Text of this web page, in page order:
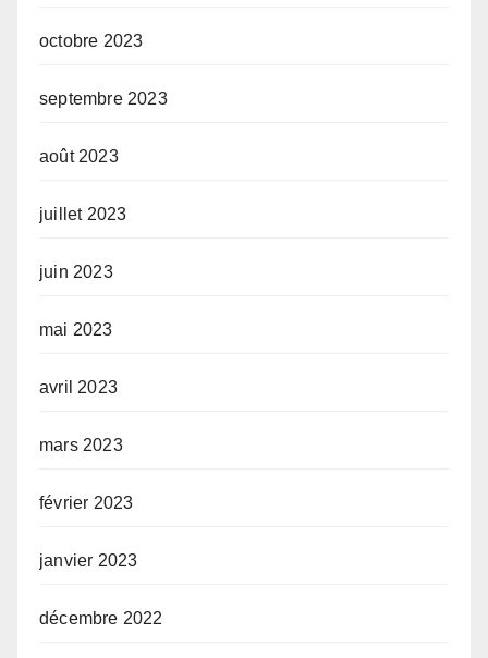
octobre 2023
septembre 2023
août 2023
juillet 2023
juin 2023
mai 2023
avril 2023
mars 2023
février 2023
janvier 2023
décembre 2022